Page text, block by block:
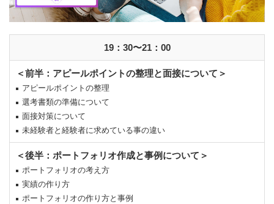
19：30〜21：00
＜前半：アピールポイントの整理と面接について＞
アピールポイントの整理
選考書類の準備について
面接対策について
未経験者と経験者に求めている事の違い
＜後半：ポートフォリオ作成と事例について＞
ポートフォリオの考え方
実績の作り方
ポートフォリオの作り方と事例